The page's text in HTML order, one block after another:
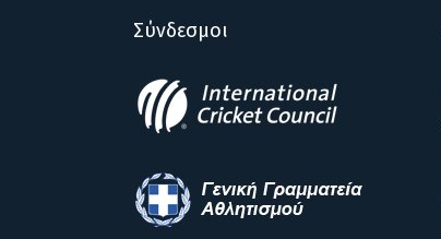
Σύνδεσμοι